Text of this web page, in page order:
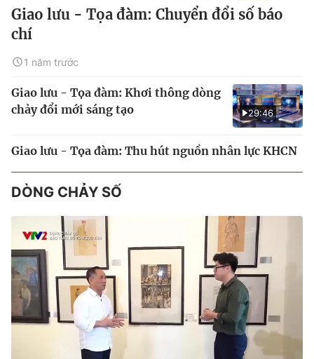
Giao lưu - Tọa đàm: Chuyển đổi số báo
chí
1 năm trước
29:46
Giao lưu - Tọa đàm: Khơi thông dòng
chảy đổi mới sáng tạo
Giao lưu - Tọa đàm: Thu hút nguồn nhân lực KHCN
DÒNG CHẢY SỐ